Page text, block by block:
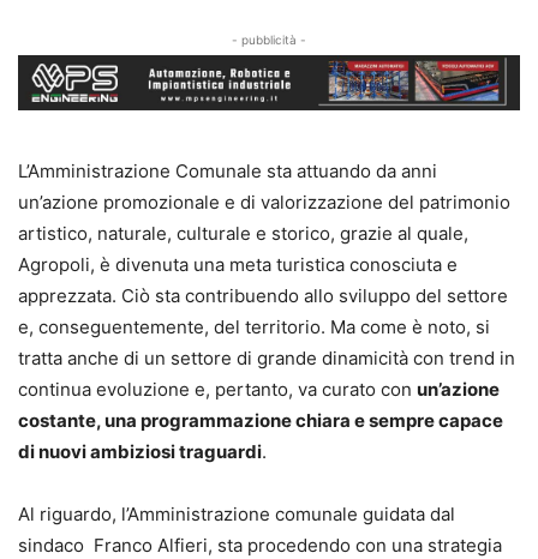
- pubblicità -
L’Amministrazione Comunale sta attuando da anni
un’azione promozionale e di valorizzazione del patrimonio
artistico, naturale, culturale e storico, grazie al quale,
Agropoli, è divenuta una meta turistica conosciuta e
apprezzata. Ciò sta contribuendo allo sviluppo del settore
e, conseguentemente, del territorio. Ma come è noto, si
tratta anche di un settore di grande dinamicità con trend in
continua evoluzione e, pertanto, va curato con un’azione
costante, una programmazione chiara e sempre capace
di nuovi ambiziosi traguardi.
Al riguardo, l’Amministrazione comunale guidata dal
sindaco Franco Alfieri, sta procedendo con una strategia